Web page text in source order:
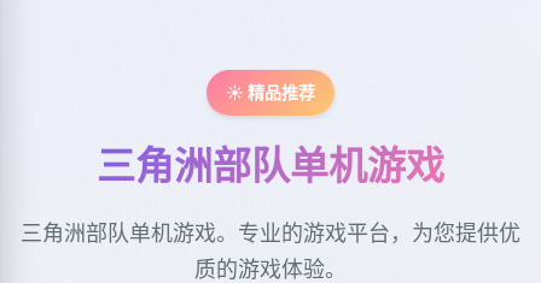
☀️ 精品推荐
三角洲部队单机游戏
三角洲部队单机游戏。专业的游戏平台，为您提供优
质的游戏体验。